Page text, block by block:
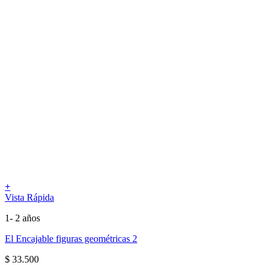
+
Vista Rápida
1- 2 años
El Encajable figuras geométricas 2
$ 33.500